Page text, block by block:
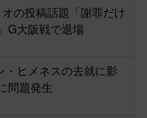
の投稿話題「謝罪だけ
G大阪戦で退場
ヒメネスの去就に影
問題発生